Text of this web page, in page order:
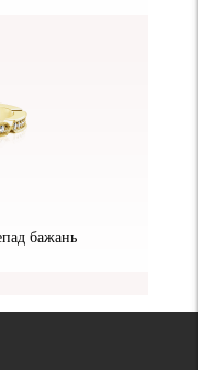
бажань